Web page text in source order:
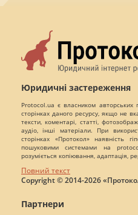
Юридичні застереження
Protocol.ua є власником
сторінках даного ресурсу, якщо не
тексти, коментарі, статті,
аудіо, інші матеріали. При
сторінках «Протокол» наявність
пошуковими системами на
розуміється копіювання, адаптація,
Повний текст
Copyright © 2014-2026
Партнери